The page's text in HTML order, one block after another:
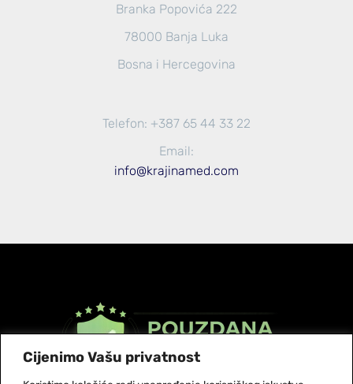
Cijenimo Vašu privatnost
Branka Popovića 222
78000 Banja Luka
Bosna i Hercegovina
Telefon: +387 65 44 33 22
Email:
info@krajinamed.com